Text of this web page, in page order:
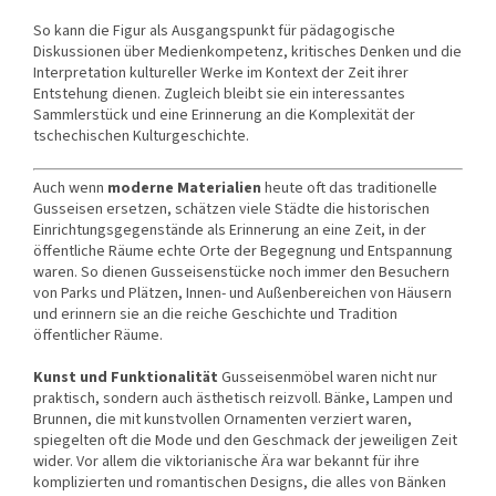
So kann die Figur als Ausgangspunkt für pädagogische
Diskussionen über Medienkompetenz, kritisches Denken und die
Interpretation kultureller Werke im Kontext der Zeit ihrer
Entstehung dienen. Zugleich bleibt sie ein interessantes
Sammlerstück und eine Erinnerung an die Komplexität der
tschechischen Kulturgeschichte.
Auch wenn moderne Materialien heute oft das traditionelle
Gusseisen ersetzen, schätzen viele Städte die historischen
Einrichtungsgegenstände als Erinnerung an eine Zeit, in der
öffentliche Räume echte Orte der Begegnung und Entspannung
waren. So dienen Gusseisenstücke noch immer den Besuchern
von Parks und Plätzen, Innen- und Außenbereichen von Häusern
und erinnern sie an die reiche Geschichte und Tradition
öffentlicher Räume.
Kunst und Funktionalität Gusseisenmöbel waren nicht nur
praktisch, sondern auch ästhetisch reizvoll. Bänke, Lampen und
Brunnen, die mit kunstvollen Ornamenten verziert waren,
spiegelten oft die Mode und den Geschmack der jeweiligen Zeit
wider. Vor allem die viktorianische Ära war bekannt für ihre
komplizierten und romantischen Designs, die alles von Bänken